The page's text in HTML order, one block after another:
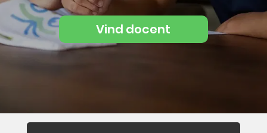
Vind docent